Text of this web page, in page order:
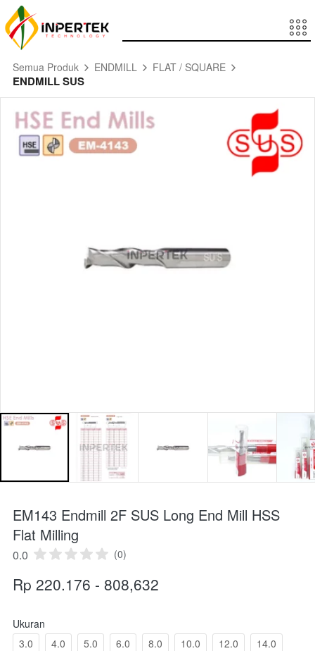
Semua Produk ENDMILL FLAT / SQUARE
ENDMILL SUS
EM143 Endmill 2F SUS Long End Mill HSS
Flat Milling
0.0 (0)
Rp 220.176 - 808,632
Ukuran
3.0
4.0 5.0 6.0 8.0 10.0 12.0
14.0